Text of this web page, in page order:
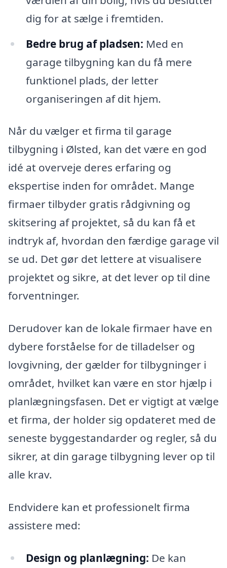
dig for at sælge i fremtiden.
Bedre brug af pladsen: Med en
garage tilbygning kan du få mere
funktionel plads, der letter
organiseringen af dit hjem.
Når du vælger et firma til garage
tilbygning i Ølsted, kan det være en god
idé at overveje deres erfaring og
ekspertise inden for området. Mange
firmaer tilbyder gratis rådgivning og
skitsering af projektet, så du kan få et
indtryk af, hvordan den færdige garage vil
se ud. Det gør det lettere at visualisere
projektet og sikre, at det lever op til dine
forventninger.
Derudover kan de lokale firmaer have en
dybere forståelse for de tilladelser og
lovgivning, der gælder for tilbygninger i
området, hvilket kan være en stor hjælp i
planlægningsfasen. Det er vigtigt at vælge
et firma, der holder sig opdateret med de
seneste byggestandarder og regler, så du
sikrer, at din garage tilbygning lever op til
alle krav.
Endvidere kan et professionelt firma
assistere med:
Design og planlægning: De kan